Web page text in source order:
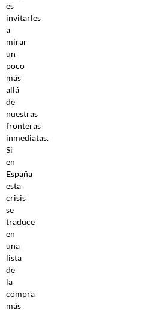
es
invitarles
a
mirar
un
poco
más
allá
de
nuestras
fronteras
inmediatas.
Si
en
España
esta
crisis
se
traduce
en
una
lista
de
la
compra
más